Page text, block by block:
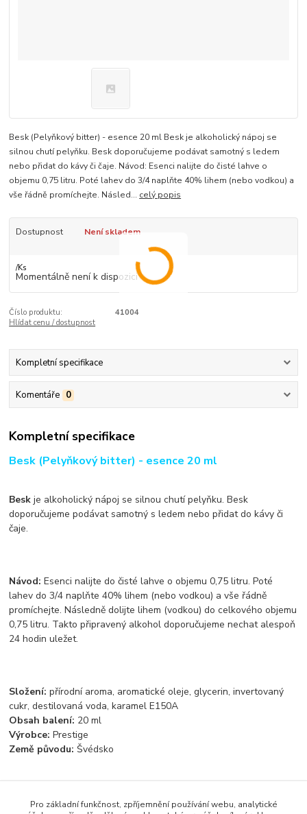
Besk (Pelyňkový bitter) - esence 20 ml Besk je alkoholický nápoj se
silnou chutí pelyňku. Besk doporučujeme podávat samotný s ledem
nebo přidat do kávy či čaje. Návod: Esenci nalijte do čisté lahve o
objemu 0,75 litru. Poté lahev do 3/4 naplňte 40% lihem (nebo vodkou) a
vše řádně promíchejte. Násled... celý popis
Dostupnost Není skladem
/Ks
Momentálně není k dispozici
Číslo produktu:
41004
Hlídat cenu / dostupnost
Kompletní specifikace
Komentáře 0
Kompletní specifikace
Besk (Pelyňkový bitter) - esence 20 ml
Beskje alkoholický nápoj se silnou chutí pelyňku. Besk
doporučujeme podávat samotný s ledem nebo přidat do kávy či
čaje.
Návod: Esenci nalijte do čisté lahve o objemu 0,75 litru. Poté
lahev do 3/4 naplňte 40% lihem (nebo vodkou) a vše řádně
promíchejte. Následně dolijte lihem (vodkou) do celkového objemu
0,75 litru. Takto připravený alkohol doporučujeme nechat alespoň
24 hodin uležet.
Složení: přírodní aroma, aromatické oleje, glycerin, invertovaný
cukr, destilovaná voda, karamel E150A
Obsah balení: 20 ml
Výrobce: Prestige
Země původu:Švédsko
Zboží zařazeno v kategoriích
Pro základní funkčnost, zpříjemnění používání webu, analytické